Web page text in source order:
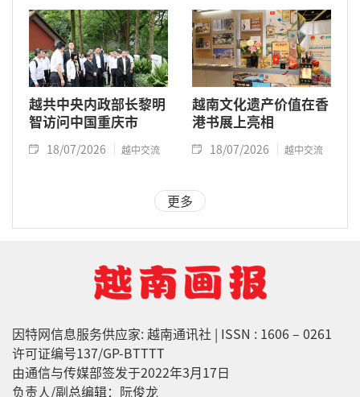
越共中央内政部长黎明
智访问中国重庆市
18/07/2026 越中交流
越南文化遗产价值在香
港书展上亮相
18/07/2026 越中交流
更多
因特网信息服务供应家: 越南通讯社 | ISSN : 1606 – 0261
许可证编号137/GP-BTTTT
由通信与传媒部签发于2022年3月17日
负责人/副总编辑：阮俊龙